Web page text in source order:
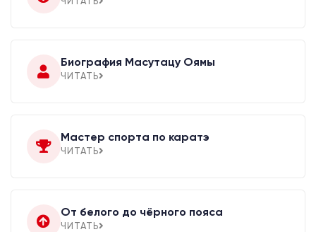
Биография Масутацу Оямы
ЧИТАТЬ
Мастер спорта по каратэ
ЧИТАТЬ
От белого до чёрного пояса
ЧИТАТЬ